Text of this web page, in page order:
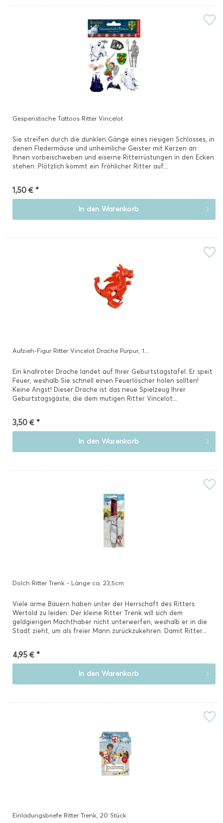
Gespenstische Tattoos Ritter Vincelot
Sie streifen durch die dunklen Gänge eines riesigen Schlosses, in
denen Fledermäuse und unheimliche Geister mit Kerzen an
Ihnen vorbeischweben und eiserne Ritterrüstungen in den Ecken
stehen. Plötzlich kommt ein fröhlicher Ritter auf...
1,50 € *
In den Warenkorb
Aufzieh-Figur Ritter Vincelot Drache Purpur, 1...
Ein knallroter Drache landet auf Ihrer Geburtstagstafel. Er speit
Feuer, weshalb Sie schnell einen Feuerlöscher holen sollten!
Keine Angst! Dieser Drache ist das neue Spielzeug Ihrer
Geburtstagsgäste, die dem mutigen Ritter Vincelot...
3,50 € *
In den Warenkorb
Dolch Ritter Trenk - Länge ca. 23,5cm
Viele arme Bauern haben unter der Herrschaft des Ritters
Wertold zu leiden. Der kleine Ritter Trenk will sich dem
geldgierigen Machthaber nicht unterwerfen, weshalb er in die
Stadt zieht, um als freier Mann zurückzukehren. Damit Ritter...
4,95 € *
In den Warenkorb
Einladungsbriefe Ritter Trenk, 20 Stück